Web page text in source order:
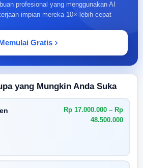
profesional yang menggunakan AI
impian mereka 10× lebih cepat
Gratis
yang Mungkin Anda Suka
Rp 17.000.000 – Rp
48.500.000